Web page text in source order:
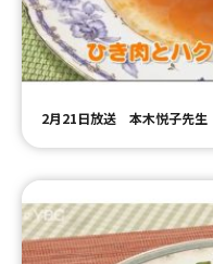
2月21日放送 本木悦子先